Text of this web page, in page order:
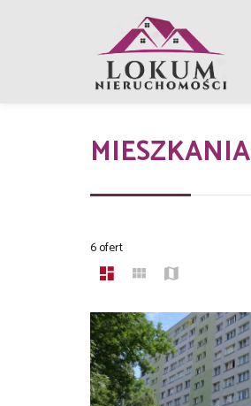
MIESZKANIA
6 ofert